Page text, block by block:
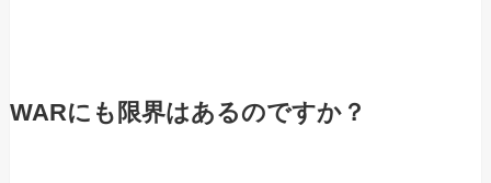
WARにも限界はあるのですか？